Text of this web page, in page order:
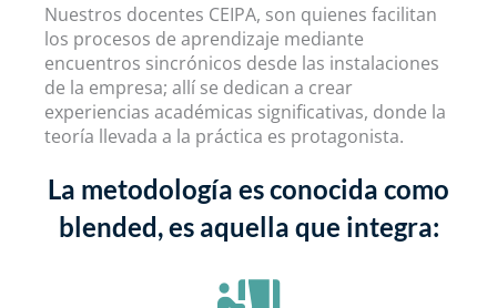
Nuestros docentes CEIPA, son quienes facilitan
los procesos de aprendizaje mediante
encuentros sincrónicos desde las instalaciones
de la empresa; allí se dedican a crear
experiencias académicas significativas, donde la
teoría llevada a la práctica es protagonista.
La metodología es conocida como
blended, es aquella que integra: